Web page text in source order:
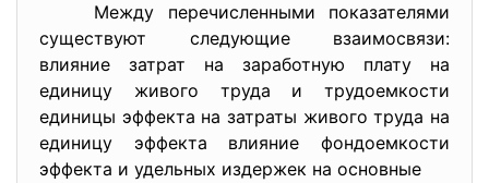
Между перечисленными показателями
существуют следующие взаимосвязи:
влияние затрат на заработную плату на
единицу живого труда и трудоемкости
единицы эффекта на затраты живого труда на
единицу эффекта влияние фондоемкости
эффекта и удельных издержек на основные